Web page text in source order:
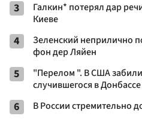
3
Галкин* потерял дар
Киеве
4
Зеленский неприлично
фон дер Ляйен
5
"Перелом ". В США забили
случившегося в Донбассе
6 В России стремительно